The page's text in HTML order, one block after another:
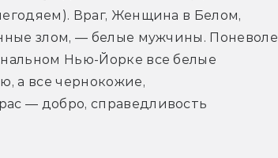
Враг, Женщина в Белом,
злом, — белые мужчины. Поневоле
Нью-Йорке все белые
а все чернокожие,
— добро, справедливость